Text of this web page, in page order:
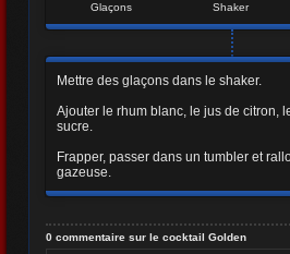
Glaçons Shaker
Mettre des glaçons dans le shaker.
Ajouter le rhum blanc, le jus de citron,
sucre.
Frapper, passer dans un tumbler et
gazeuse.
0 commentaire sur le cocktail Golden